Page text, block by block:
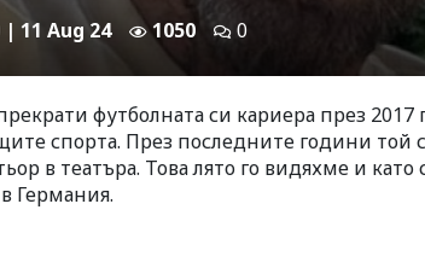
| 11 Aug 24 1050 0
футболната си кариера през 2017
спорта. През последните години той
в театъра. Това лято го видяхме и
Германия.